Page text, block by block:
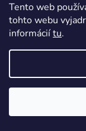
Tento web
tohto webu
informáciítu.